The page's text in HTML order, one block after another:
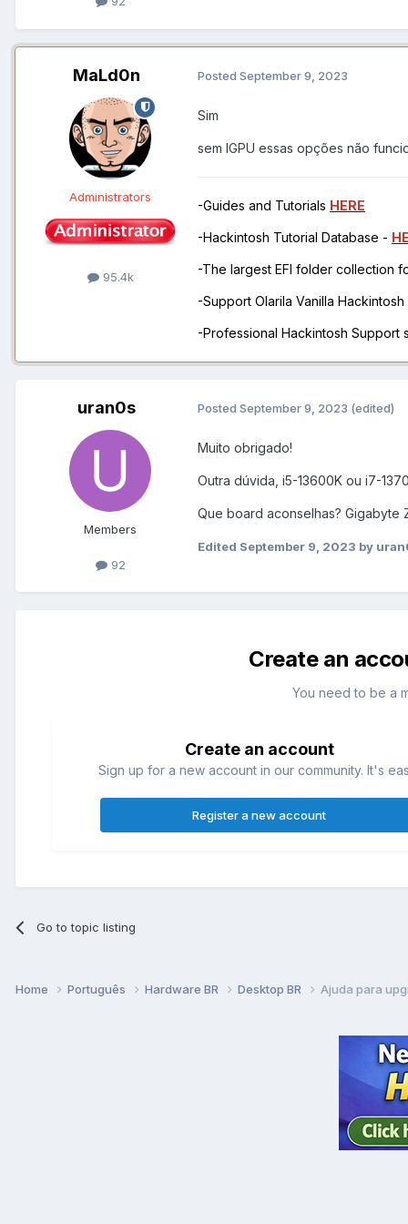
MaLd0n
Administrators
95.4k
Posted September 9, 2023
Sim
sem IGPU essas opções não
-Guides and Tutorials HERE
-Hackintosh Tutorial Database -
-The largest EFI folder collection
-Support Olarila Vanilla
-Professional Hackintosh Support
uran0s
Members
92
Posted September 9, 2023 (edited)
Muito obrigado!
Outra dúvida, i5-13600K ou i7-
Que board aconselhas? Gigabyte
Edited September 9, 2023 by
Create an
You need to be a
Create an account
Sign up for a new account in our community. It's
Register a new account
Go to topic listing
Home Português Hardware BR Desktop BR Ajuda para